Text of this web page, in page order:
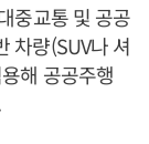
중교통 및 공공
차량(SUV나 셔
해 공공주행